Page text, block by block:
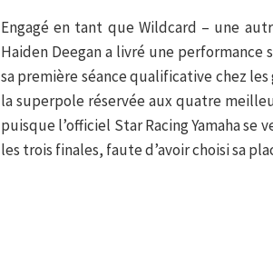
Engagé en tant que Wildcard – une
Haiden Deegan a livré une
sa première séance qualificative chez
la superpole réservée aux quatre
puisque l’officiel Star Racing Yamaha
les trois finales, faute d’avoir choisi sa